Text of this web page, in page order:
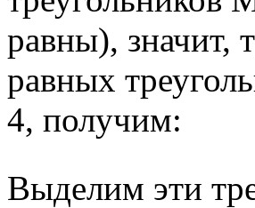
равны), значит,
равных
4, получим:
Выделим эти